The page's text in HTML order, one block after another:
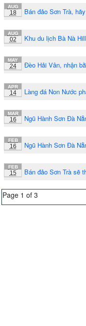
AUG
18 Bán đảo Sơn Trà,
AUG
02 Khu du lịch Bà Nà
MAY
24 Đèo Hải Vân, nhận
APR
14 Làng đá Non Nước
MAR
16 Ngũ Hành Sơn Đà
FEB
16 Ngũ Hành Sơn Đà
FEB
15 Bán đảo Sơn Trà sẽ
Page 1 of 3